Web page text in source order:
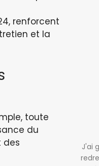
renforcent
et la
toute
du
des
J'ai